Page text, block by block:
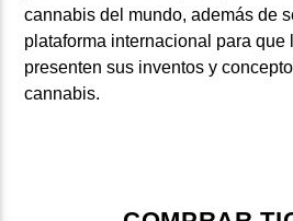
cannabis del mundo, además de
plataforma internacional para que
presenten sus inventos y
cannabis.